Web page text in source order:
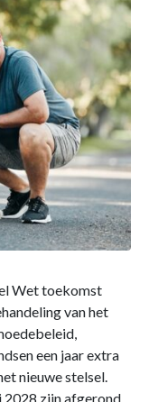
Wet toekomst
van het
een jaar extra
nieuwe stelsel.
zijn afgerond.